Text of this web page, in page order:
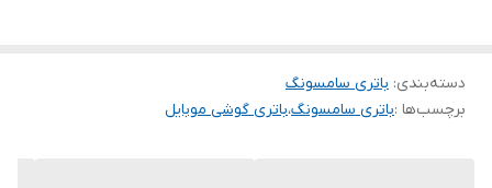
دسته‌بندی: باتری سامسونگ
برچسب‌ها :باتری سامسونگ،باتری گوشی موبایل